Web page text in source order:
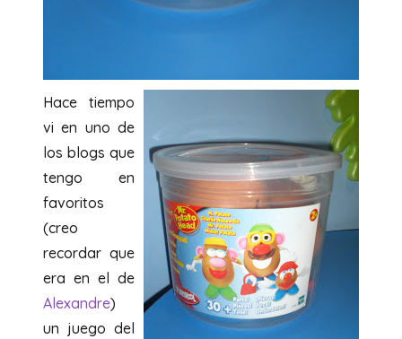
Hace tiempo
vi en uno de
los blogs que
tengo en
favoritos
(creo
recordar que
era en el de
Alexandre)
un juego del